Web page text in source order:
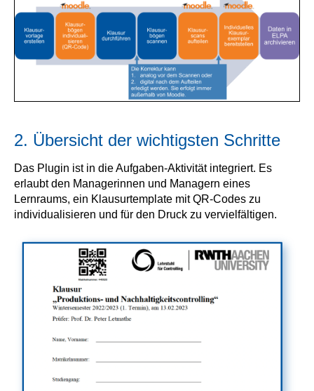
2. Übersicht der wichtigsten Schritte
Das Plugin ist in die Aufgaben-Aktivität integriert. Es
erlaubt den Managerinnen und Managern eines
Lernraums, ein Klausurtemplate mit QR-Codes zu
individualisieren und für den Druck zu vervielfältigen.